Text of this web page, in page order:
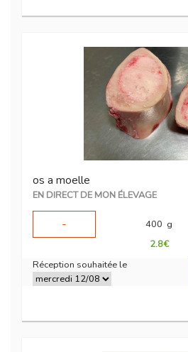
os a moelle
EN DIRECT DE MON ÉLEVAGE
-
400 g
2.8€
Réception souhaitée le